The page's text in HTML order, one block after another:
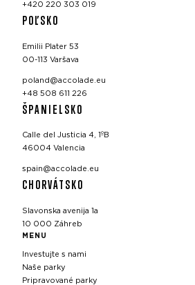
+420 220 303 019
POĽSKO
Emilii Plater 53
00-113 Varšava
poland@accolade.eu
+48 508 611 226
ŠPANIELSKO
Calle del Justicia 4, 1ºB
46004 Valencia
spain@accolade.eu
CHORVÁTSKO
Slavonska avenija 1a
10 000 Záhreb
MENU
Investujte s nami
Naše parky
Pripravované parky